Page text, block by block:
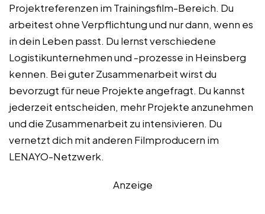
Projektreferenzen im Trainingsfilm-Bereich. Du
arbeitest ohne Verpflichtung und nur dann, wenn es
in dein Leben passt. Du lernst verschiedene
Logistikunternehmen und -prozesse in Heinsberg
kennen. Bei guter Zusammenarbeit wirst du
bevorzugt für neue Projekte angefragt. Du kannst
jederzeit entscheiden, mehr Projekte anzunehmen
und die Zusammenarbeit zu intensivieren. Du
vernetzt dich mit anderen Filmproducern im
LENAYO-Netzwerk.
Anzeige